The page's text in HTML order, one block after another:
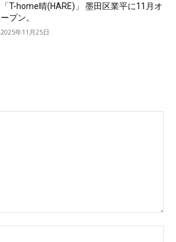
「T-home晴(HARE)」 墨田区業平に11月オ
ープン。
2025年11月25日